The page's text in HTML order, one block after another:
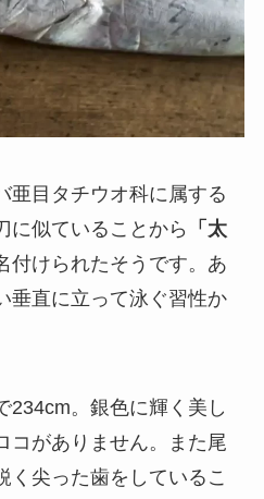
亜目タチウオ科に属する
に似ていることから
「太
付けられたそうです。あ
垂直に立って泳ぐ習性か
234cm。銀色に輝く美し
コがありません。また尾
く尖った歯をしているこ